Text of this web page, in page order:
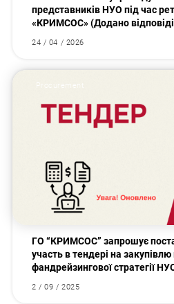
представників НУО під час
«КРИМСОС» (Додано
24 / 04 / 2026
Procurement
ГО “КРИМСОС” запрошує
участь в тендері на
фандрейзингової стратегії
2 / 09 / 2025